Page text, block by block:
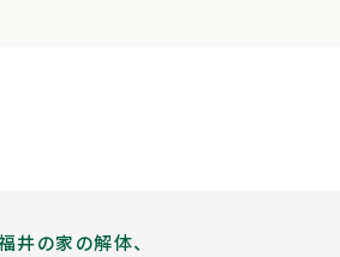
井の家の解体、